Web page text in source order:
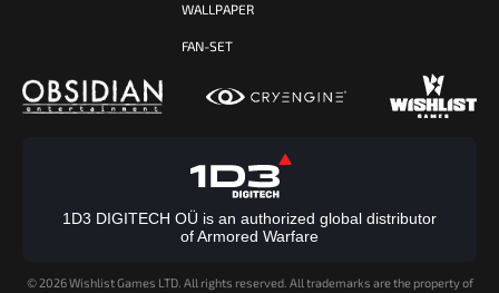
WALLPAPER
FAN-SET
1D3 DIGITECH OÜ is an authorized global distributor
of Armored Warfare
© 2026 Wishlist Games LTD. All rights reserved. All trademarks are the property of